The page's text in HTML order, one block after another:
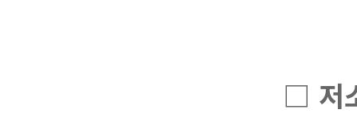
□ 저